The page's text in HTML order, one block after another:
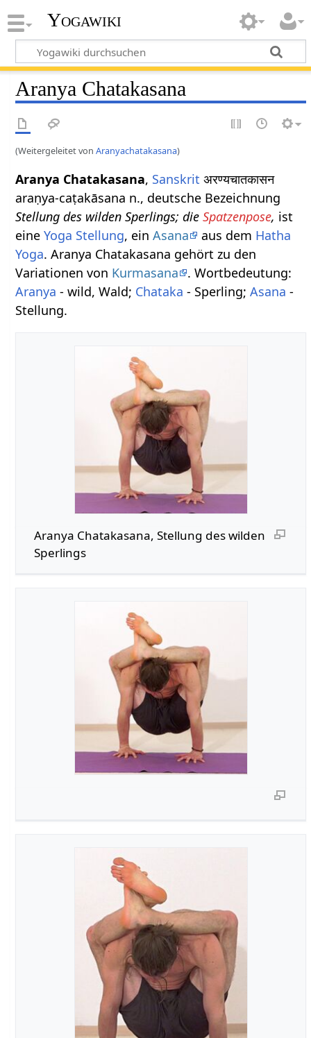
Yogawiki
Aranya Chatakasana
(Weitergeleitet vonAranyachatakasana)
Aranya Chatakasana, Sanskrit अरण्यचातकासन
araṇya-caṭakāsana n., deutsche Bezeichnung
Stellung des wilden Sperlings; dieSpatzenpose, ist
eineYoga Stellung, einAsana aus dem Hatha
Yoga. Aranya Chatakasana gehört zu den
Variationen von Kurmasana
. Wortbedeutung:
Aranya - wild, Wald; Chataka - Sperling;Asana -
Stellung.
Aranya Chatakasana, Stellung des wilden
Sperlings